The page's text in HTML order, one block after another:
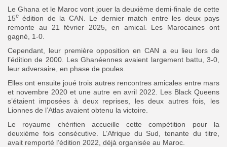
Le Ghana et le Maroc vont jouer la deuxième demi-finale de cette
15e édition de la CAN. Le dernier match entre les deux pays
remonte au 21 février 2025, en amical. Les Marocaines ont
gagné, 1-0.
Cependant, leur première opposition en CAN a eu lieu lors de
l’édition de 2000. Les Ghanéennes avaient largement battu, 3-0,
leur adversaire, en phase de poules.
Elles ont ensuite joué trois autres rencontres amicales entre mars
et novembre 2020 et une autre en avril 2022. Les Black Queens
s’étaient imposées à deux reprises, les deux autres fois, les
Lionnes de l’Atlas avaient obtenu la victoire.
Le royaume chérifien accueille cette compétition pour la
deuxième fois consécutive. L’Afrique du Sud, tenante du titre,
avait remporté l’édition 2022, déjà organisée au Maroc.